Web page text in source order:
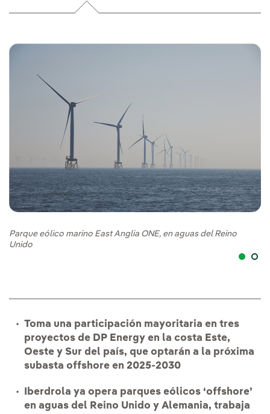
Parque eólico marino East Anglia ONE, en aguas del Reino
Unido
Toma una participación mayoritaria en tres
proyectos de DP Energy en la costa Este,
Oeste y Sur del país, que optarán a la próxima
subasta offshore en 2025-2030
Iberdrola ya opera parques eólicos ‘offshore’
en aguas del Reino Unido y Alemania, trabaja